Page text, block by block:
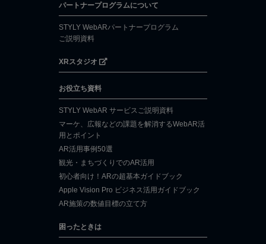
パートナープログラムについて
STYLY WebARパートナープログラム
ご説明資料
XRスタジオ
お役立ち資料
STYLY WebAR サービスご説明資料
マーケ、広報などの課題を解消するWebAR活
用とポイント
AR活用事例50選
観光・まちづくりでのAR活用
初心者向け！ARの超基本ガイドブック
Apple Vision Pro ビジネス活用ガイドブック
AR施策の数値目標の立て方
困ったときは